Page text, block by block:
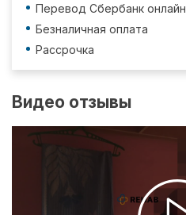
Перевод Сбербанк онлайн
Безналичная оплата
Рассрочка
Видео отзывы